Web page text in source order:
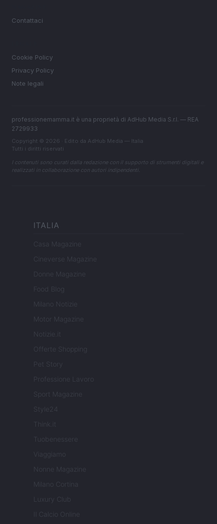
Contattaci
Cookie Policy
Privacy Policy
Note legali
professionemamma.it è una proprietà di AdHub Media S.r.l. — REA
2729933
Copyright © 2026 · Edito da AdHub Media — Italia
Tutti i diritti riservati
I contenuti sono curati dalla redazione con il supporto di strumenti digitali e
realizzati in collaborazione con autori indipendenti.
ITALIA
Casa Magazine
Cineverse Magazine
Donne Magazine
Food Blog
Milano Notizie
Motor Magazine
Notizie.it
Offerte Shopping
Pet Story
Professione Lavoro
Sport Magazine
Style24
Think.it
Tuobenessere
Viaggiamo
Nonne Magazine
Milano Cortina
Luxury Club
Il Calcio Online